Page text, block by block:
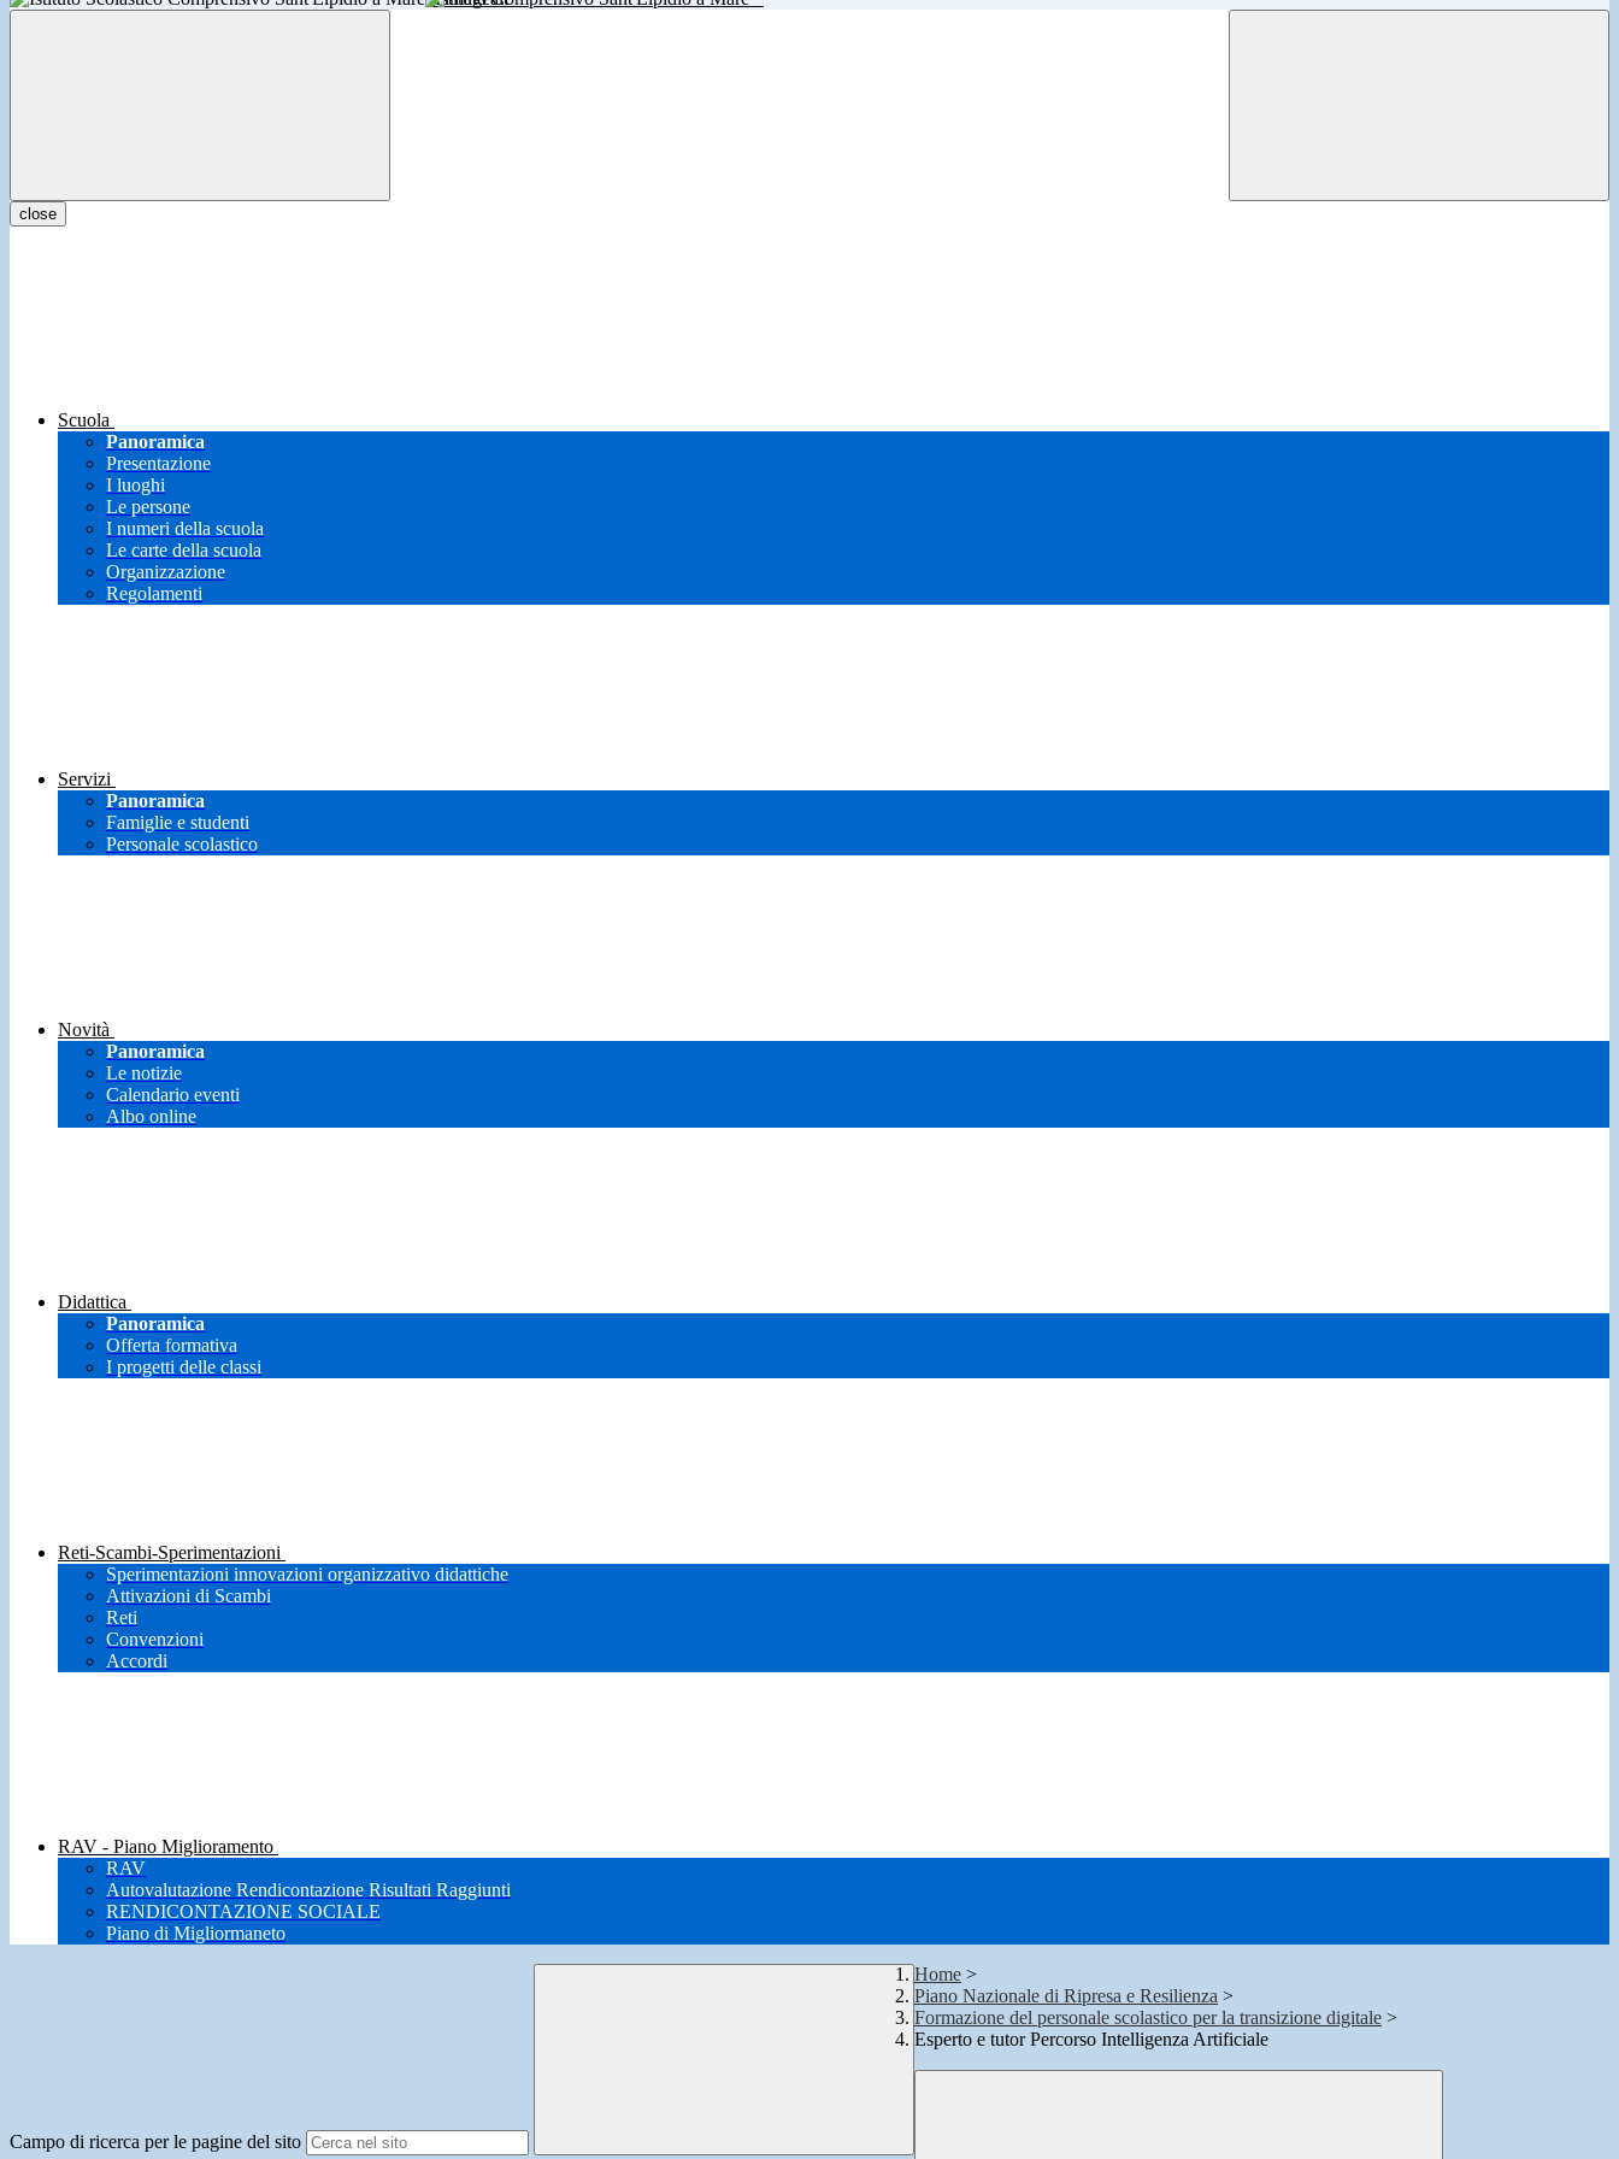
close
Scuola
Panoramica
Presentazione
I luoghi
Le persone
I numeri della scuola
Le carte della scuola
Organizzazione
Regolamenti
Servizi
Panoramica
Famiglie e studenti
Personale scolastico
Novità
Panoramica
Le notizie
Calendario eventi
Albo online
Didattica
Panoramica
Offerta formativa
I progetti delle classi
Reti-Scambi-Sperimentazioni
Sperimentazioni innovazioni organizzativo didattiche
Attivazioni di Scambi
Reti
Convenzioni
Accordi
RAV - Piano Miglioramento
RAV
Autovalutazione Rendicontazione Risultati Raggiunti
RENDICONTAZIONE SOCIALE
Piano di Migliormaneto
Campo di ricerca per le pagine del sito
Home >
Piano Nazionale di Ripresa e Resilienza >
Formazione del personale scolastico per la transizione digitale >
Esperto e tutor Percorso Intelligenza Artificiale